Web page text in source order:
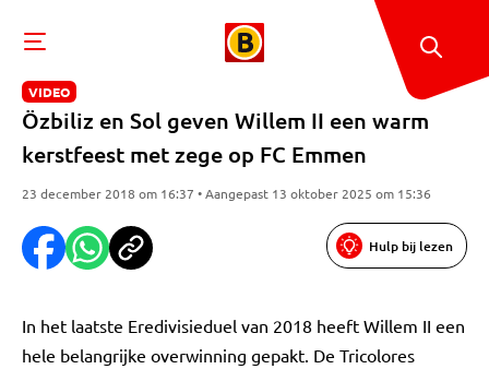
VIDEO
Özbiliz en Sol geven Willem II een warm
kerstfeest met zege op FC Emmen
23 december 2018 om 16:37 • Aangepast 13 oktober 2025 om 15:36
Hulp bij lezen
In het laatste Eredivisieduel van 2018 heeft Willem II een
hele belangrijke overwinning gepakt. De Tricolores